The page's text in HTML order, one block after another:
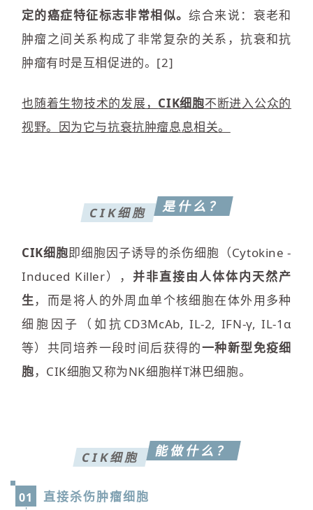
定的癌症特征标志非常相似。综合来说：衰老和
肿瘤之间关系构成了非常复杂的关系，抗衰和抗
肿瘤有时是互相促进的。[2]
也随着生物技术的发展， CIK细胞不断进入公众的
视野。因为它与抗衰抗肿瘤息息相关。
CIK细胞 是什么？
CIK细胞即细胞因子诱导的杀伤细胞（Cytokine -
Induced Killer）， 并非直接由人体体内天然产
生 ，而是将人的外周血单个核细胞在体外用多种
细胞因子（如抗CD3McAb, IL-2, IFN-γ, IL-1α
等）共同培养一段时间后获得的一种新型免疫细
胞，CIK细胞又称为NK细胞样T淋巴细胞。
CIK细胞 能做什么？
01 直接杀伤肿瘤细胞